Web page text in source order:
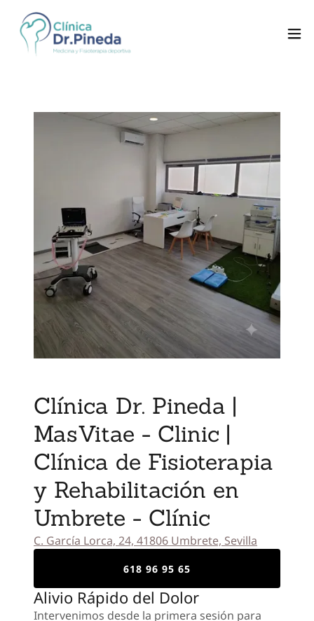
Clínica Dr. Pineda |
MasVitae - Clinic |
Clínica de Fisioterapia
y Rehabilitación en
Umbrete - Clínic
C. García Lorca, 24, 41806 Umbrete, Sevilla
618 96 95 65
Alivio Rápido del Dolor
Intervenimos desde la primera sesión para